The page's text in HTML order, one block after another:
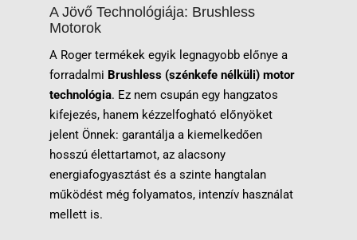
A Jövő Technológiája: Brushless
Motorok
A Roger termékek egyik legnagyobb előnye a
forradalmi Brushless (szénkefe nélküli) motor
technológia. Ez nem csupán egy hangzatos
kifejezés, hanem kézzelfogható előnyöket
jelent Önnek: garantálja a kiemelkedően
hosszú élettartamot, az alacsony
energiafogyasztást és a szinte hangtalan
működést még folyamatos, intenzív használat
mellett is.